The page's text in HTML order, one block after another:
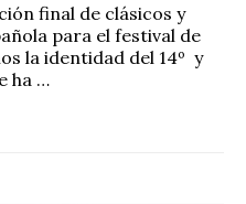
final de clásicos y
para el festival de
la identidad del 14º y
ha …